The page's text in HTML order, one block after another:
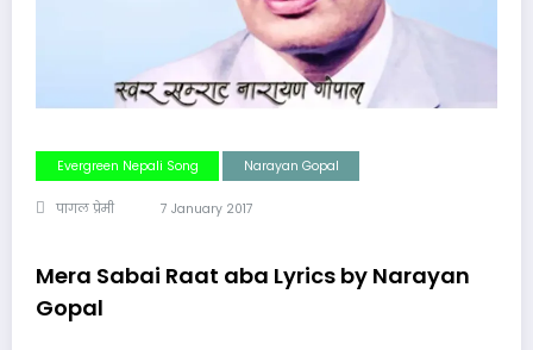
Evergreen Nepali Song Narayan Gopal
पागल प्रेमी 7 January 2017
Mera Sabai Raat aba Lyrics by Narayan
Gopal